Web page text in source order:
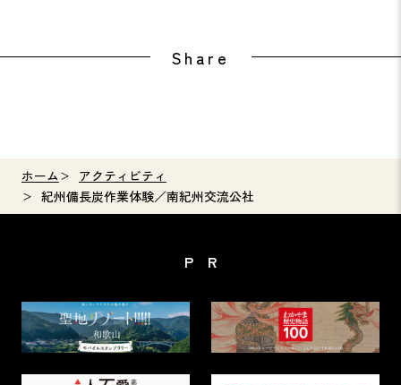
ホーム
アクティビティ
紀州備長炭作業体験／南紀州交流公社
Share
PR